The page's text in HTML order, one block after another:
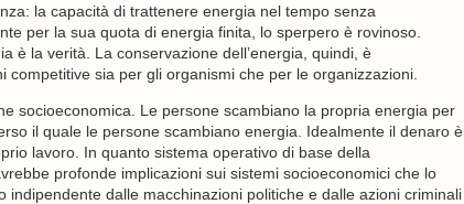
la capacità di trattenere energia nel tempo senza
per la sua quota di energia finita, lo sperpero è rovinoso.
è la verità. La conservazione dell’energia, quindi, è
sia per gli organismi che per le organizzazioni.
socioeconomica. Le persone scambiano la propria energia per
il quale le persone scambiano energia. Idealmente il denaro è
lavoro. In quanto sistema operativo di base della
profonde implicazioni sui sistemi socioeconomici che lo
dalle macchinazioni politiche e dalle azioni criminali